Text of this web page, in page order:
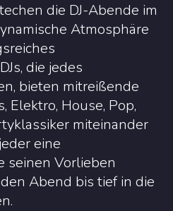
die DJ-Abende im
Atmosphäre
die jedes
bieten mitreißende
Elektro, House, Pop,
miteinander
eine
seinen Vorlieben
Abend bis tief in die